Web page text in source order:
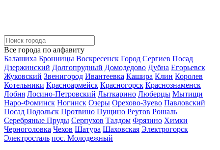
Все города по алфавиту
Балашиха Бронницы Воскресенск Город Сергиев Посад
Дзержинский Долгопрудный Домодедово Дубна Егорьевск
Жуковский Звенигород Ивантеевка Кашира Клин Королев
Котельники Красноармейск Красногорск Краснознаменск
Лобня Лосино-Петровский Лыткарино Люберцы Мытищи
Наро-Фоминск Ногинск Озеры Орехово-Зуево Павловский
Посад Подольск Протвино Пущино Реутов Рошаль
Серебряные Пруды Серпухов Талдом Фрязино Химки
Черноголовка Чехов Шатура Шаховская Электрогорск
Электросталь пос. Молодежный